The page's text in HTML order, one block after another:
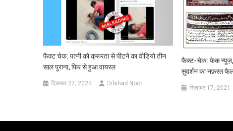
फैक्ट चेक: पत्नी को क्रूरता से पीटने का वीडियो तीन
साल पुराना, फिर से हुआ वायरल
दिसम्बर 27, 2024 Dilshad Noor
फैक्ट-चेक: फेक न्यूज़,
सुदर्शन का नफ़रत
सितम्बर 17, 2021